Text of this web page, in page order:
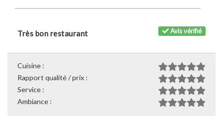
Avis vérifié
Très bon restaurant
Cuisine :
Rapport qualité / prix :
Service :
Ambiance :